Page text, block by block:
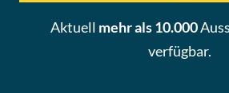
Aktuell mehr als 10.000
verfügbar.